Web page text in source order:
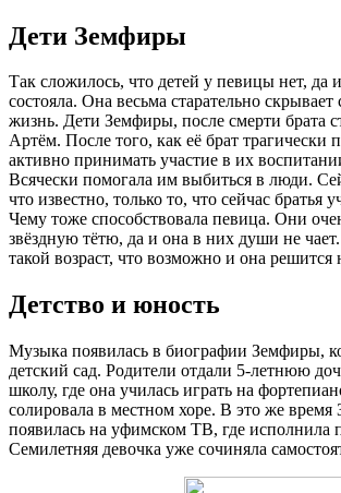
Дети Земфиры
Так сложилось, что детей у певицы нет, да
состояла. Она весьма старательно
жизнь. Дети Земфиры, после смерти брата
Артём. После того, как её брат трагически
активно принимать участие в их
Всячески помогала им выбиться в люди.
что известно, только то, что сейчас братья
Чему тоже способствовала певица. Они
звёздную тётю, да и она в них души не
такой возраст, что возможно и она решится
Детство и юность
Музыка появилась в биографии Земфиры,
детский сад. Родители отдали 5-летнюю
школу, где она училась играть на
солировала в местном хоре. В это же
появилась на уфимском ТВ, где исполнила
Семилетняя девочка уже сочиняла